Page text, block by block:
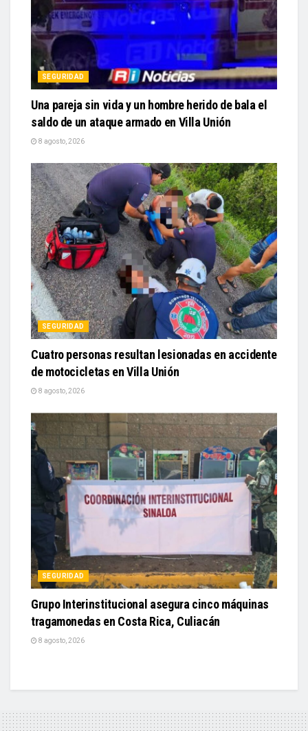
SEGURIDAD
Una pareja sin vida y un hombre herido de bala el
saldo de un ataque armado en Villa Unión
8 agosto, 2026
SEGURIDAD
Cuatro personas resultan lesionadas en accidente
de motocicletas en Villa Unión
8 agosto, 2026
SEGURIDAD
Grupo Interinstitucional asegura cinco máquinas
tragamonedas en Costa Rica, Culiacán
8 agosto, 2026